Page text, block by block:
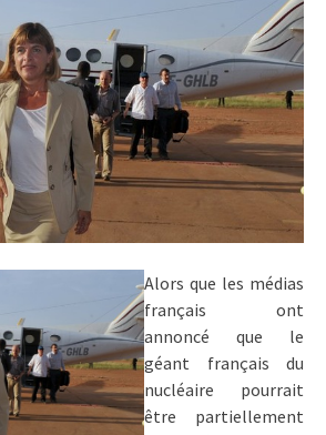
Alors que les médias
français ont
annoncé que le
géant français du
nucléaire pourrait
être partiellement